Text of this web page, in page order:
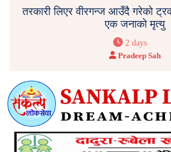
तरकारी लिएर वीरगन्ज आउँदै गरेको
एक जनाको मृत्यु
2 days
Pradeep Sah